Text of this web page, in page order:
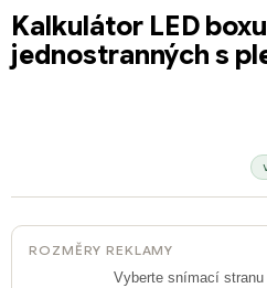
Kalkulátor LED
jednostranných s
ROZMĚRY REKLAMY
Vyberte snímací